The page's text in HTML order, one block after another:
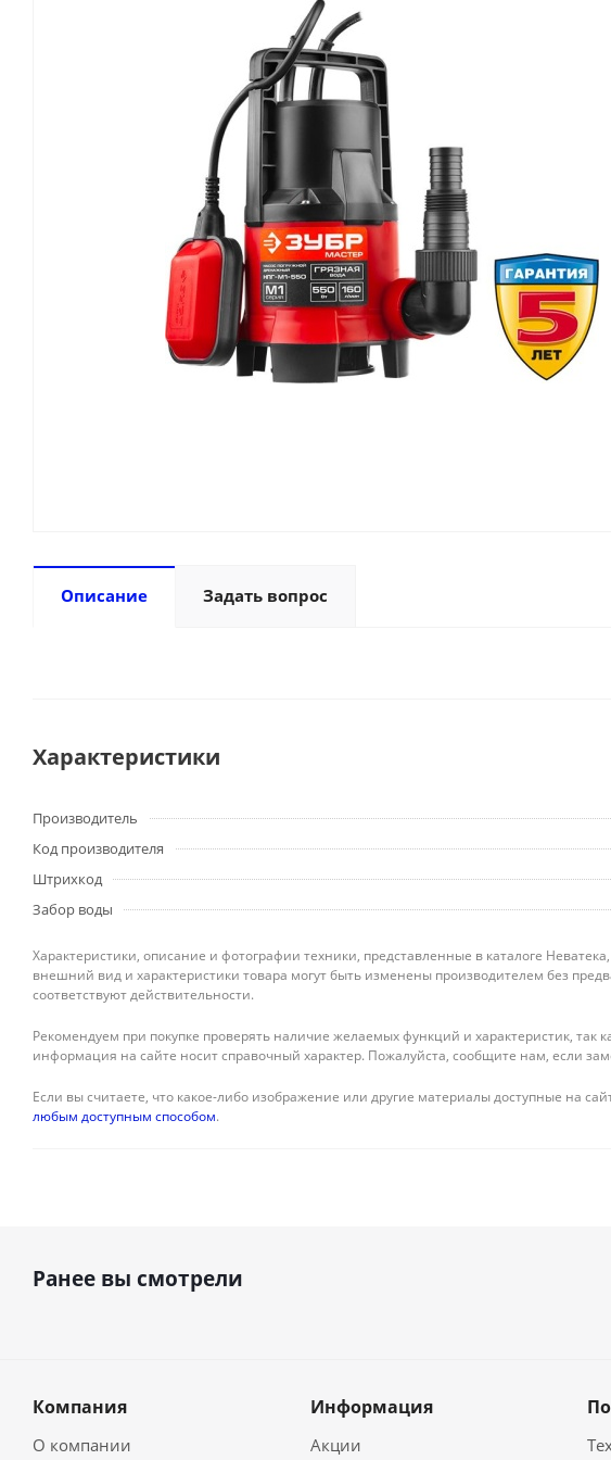
Описание Задать вопрос
Характеристики
Производитель
Код производителя
Штрихкод
Забор воды
Характеристики, описание и фотографии техники, представленные в каталоге
внешний вид и характеристики товара могут быть изменены производителем без
соответствуют действительности.
Рекомендуем при покупке проверять наличие желаемых функций и характеристик,
информация на сайте носит справочный характер. Пожалуйста, сообщите нам, если
Если вы считаете, что какое-либо изображение или другие материалы доступные на
любым доступным способом.
Ранее вы смотрели
Компания
О компании
Информация
Акции